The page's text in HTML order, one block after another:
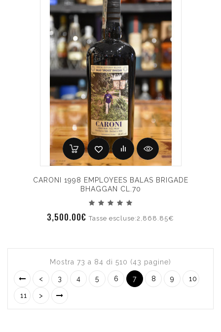
CARONI 1998 EMPLOYEES BALAS BRIGADE
BHAGGAN CL.70
3,500.00€Tasse escluse:2,868.85€
Mostra 73 a 84 di 510 (43 pagine)
< 3 4 5 6 7 8 9 10
11 >